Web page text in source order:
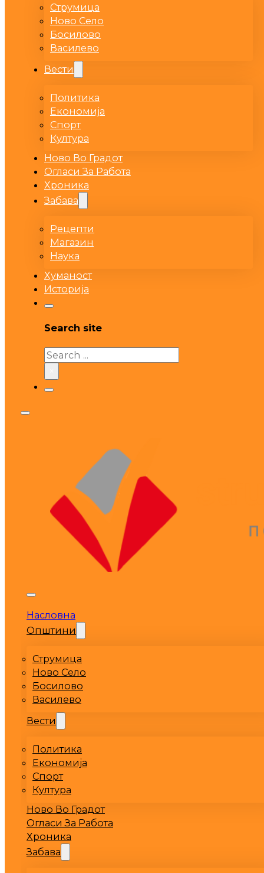
Струмица
Ново Село
Босилово
Василево
Вести
Политика
Економија
Спорт
Култура
Ново Во Градот
Огласи За Работа
Хроника
Забава
Рецепти
Магазин
Наука
Хуманост
Историја
Search site
Search
Насловна
Општини
Струмица
Ново Село
Босилово
Василево
Вести
Политика
Економија
Спорт
Култура
Ново Во Градот
Огласи За Работа
Хроника
Забава